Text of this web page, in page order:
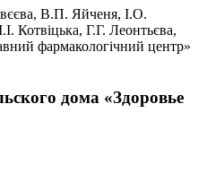
В.П. Яйченя, І.О.
Котвіцька, Г.Г. Леонтьєва,
фармакологічний центр»
дома «Здоровье